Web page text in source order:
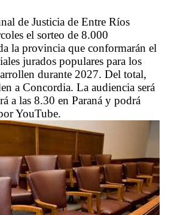
de Justicia de Entre Ríos
el sorteo de 8.000
la provincia que conformarán el
jurados populares para los
durante 2027. Del total,
a Concordia. La audiencia será
a las 8.30 en Paraná y podrá
YouTube.